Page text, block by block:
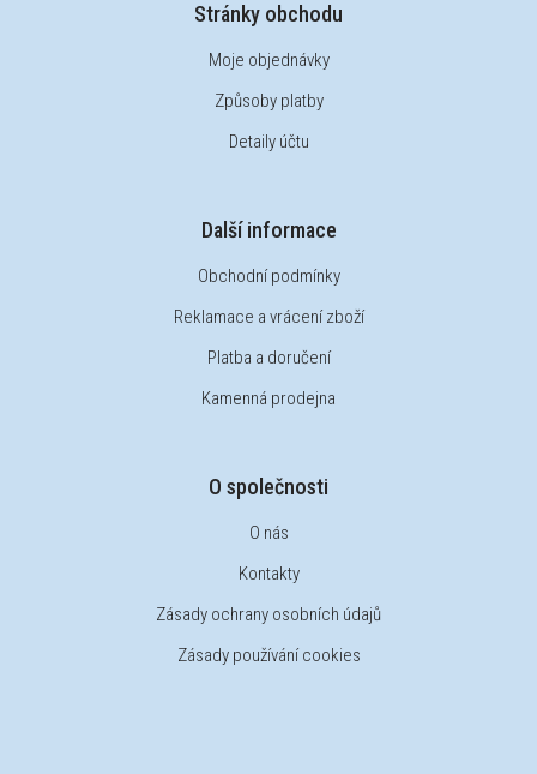
Stránky obchodu
Moje objednávky
Způsoby platby
Detaily účtu
Další informace
Obchodní podmínky
Reklamace a vrácení zboží
Platba a doručení
Kamenná prodejna
O společnosti
O nás
Kontakty
Zásady ochrany osobních údajů
Zásady používání cookies